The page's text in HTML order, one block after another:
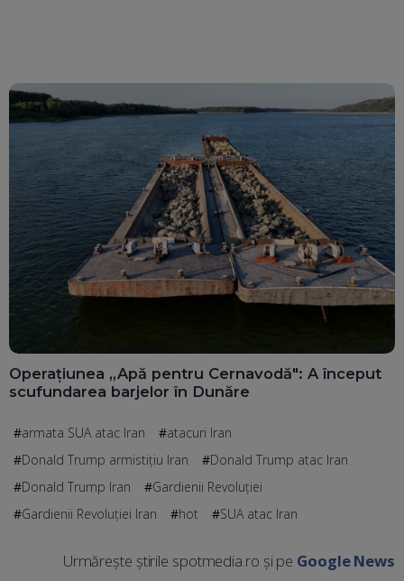
Operațiunea „Apă pentru Cernavodă": A început
scufundarea barjelor în Dunăre
armata SUA atac Iran
atacuri Iran
Donald Trump armistițiu Iran
Donald Trump atac Iran
Donald Trump Iran
Gardienii Revoluției
Gardienii Revoluţiei Iran
hot SUA atac Iran
Urmărește știrile spotmedia.ro și pe Google News